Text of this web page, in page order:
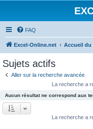
FAQ
Excel-Online.net Accueil du
Sujets actifs
Aller sur la recherche avancée
La recherche a
Aucun résultat ne correspond aux
La recherche a